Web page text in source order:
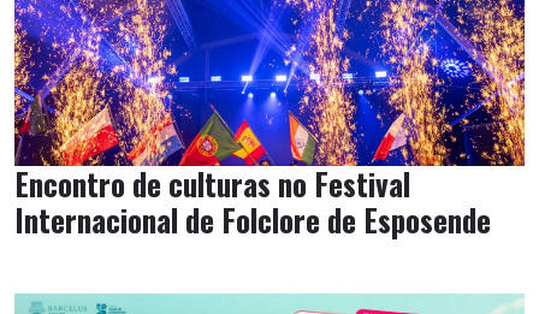
Encontro de culturas no Festival
Internacional de Folclore de Esposende